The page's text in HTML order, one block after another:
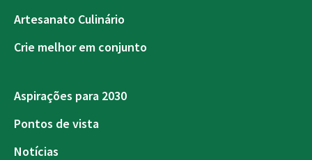
Artesanato Culinário
Crie melhor em conjunto
Aspirações para 2030
Pontos de vista
Notícias